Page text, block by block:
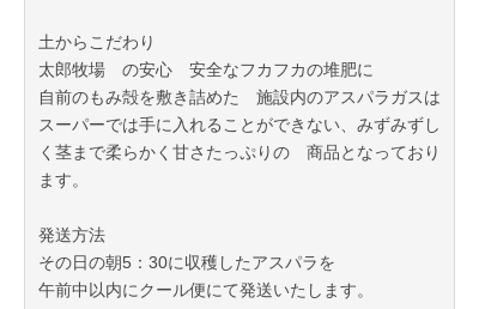
土からこだわり
太郎牧場 の安心 安全なフカフカの堆肥に
自前のもみ殻を敷き詰めた 施設内のアスパラガスは
スーパーでは手に入れることができない、みずみずし
く茎まで柔らかく甘さたっぷりの 商品となっており
ます。
発送方法
その日の朝5：30に収穫したアスパラを
午前中以内にクール便にて発送いたします。